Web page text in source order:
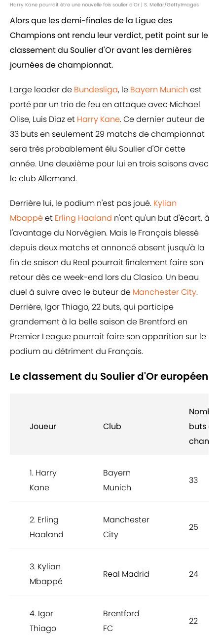
Harry Kane pourrait être une nouvelle fois soulier d'Or | S. Mellar/GettyImages
Alors que les demi-finales de la Ligue des
Champions ont rendu leur verdict, petit point sur le
classement du Soulier d'Or avant les dernières
journées de championnat.
Large leader de Bundesliga, le Bayern Munich est
porté par un trio de feu en attaque avec Michael
Olise, Luis Diaz et Harry Kane. Ce dernier auteur de
33 buts en seulement 29 matchs de championnat
sera très probablement élu Soulier d'Or cette
année. Une deuxième pour lui en trois saisons avec
le club Allemand.
Derrière lui, le podium n'est pas joué. Kylian
Mbappéet Erling Haaland n'ont qu'un but d'écart, à
l'avantage du Norvégien. Mais le Français blessé
depuis deux matchs et annoncé absent jusqu'à la
fin de saison du Real pourrait finalement faire son
retour dès ce week-end lors du Clasico. Un beau
duel à suivre avec le buteur de Manchester City.
Derrière, Igor Thiago, 22 buts, qui participe
grandement à la belle saison de Brentford en
Premier League pourrait faire son apparition sur le
podium au détriment du Français.
Le classement du Soulier d'Or européen
Joueur Club
buts en
1. Harry
Kane
Bayern
Munich
33
2. Erling
Haaland
Manchester
City
25
3. Kylian
Mbappé
Real Madrid 24
4. Igor
Thiago
Brentford
FC
22